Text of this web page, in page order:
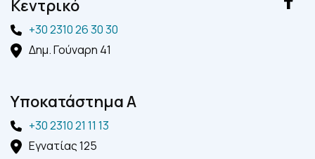
Kεντρικό
+30 2310 26 30 30
Δημ. Γούναρη 41
Yποκατάστημα A
+30 2310 21 11 13
Εγνατίας 125